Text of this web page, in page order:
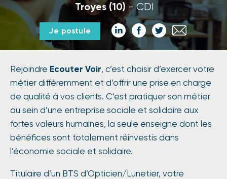
Troyes (10) CDI
Je postule
Partager
sur
LinkedIn
Partager
sur
Facebook
Partager
sur
Twitter
Partager
par
email
Rejoindre Ecouter Voir, c’est choisir d’exercer votre
métier différemment et d’offrir une prise en charge
de qualité à vos clients. C’est pratiquer son métier
au sein d’une entreprise sociale et solidaire aux
fortes valeurs humaines, la seule enseigne dont les
bénéfices sont totalement réinvestis dans
l’économie sociale et solidaire.
Titulaire d’un BTS d’Opticien/Lunetier, votre